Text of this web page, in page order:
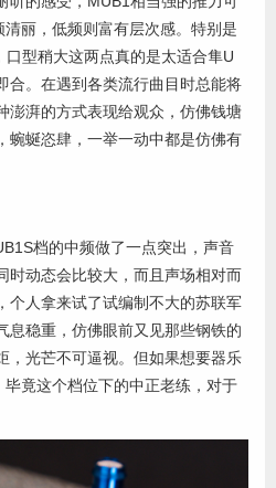
丽，低频则富有层次感。特别是
型稍大这两点真的是太适合隼U
合。在遇到各类流行曲目时总能将
澎湃的方式表现给观众，仿佛钱塘
蜿蜒恣肆，一举一动中都是仿佛有
档的中频做了一点突出，声音
时动态会比较大，而且声场相对而
个人拿来试了试编制不大的苏联军
息稳重，仿佛眼前又见那些钢铁的
，光芒不可逼视。但如果想要器乐
竟这个档位下的中正老练，对于